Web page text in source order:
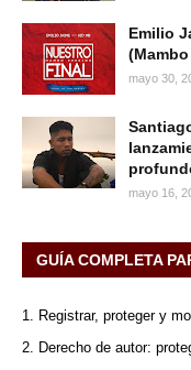
Emilio
mayo 30,
mayo 16,
GUÍA COMPLETA
1. Registrar, proteger y
2. Derecho de autor: